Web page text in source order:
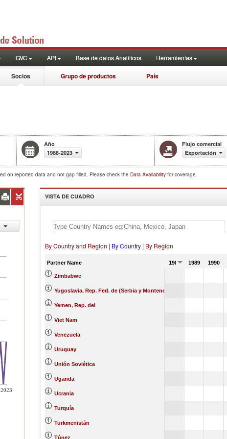
GVC API Base de datos Analiticos Herramientas
Socios Grupo de productos País
Año
1988-2023
Flujo comercial
Exportación
on reported data and not gap filled. Please check the Data Availability for coverage.
2023
VISTA DE CUADRO
By Country and Region | By Country | By Region
Partner Name 1988 1989 1990
Zimbabwe
Yugoslavia, Rep. Fed. de (Serbia y Montenegro)
Yemen, Rep. del
Viet Nam
Venezuela
Uruguay
Unión Soviética
Uganda
Ucrania
Turquía
Turkmenistán
Túnez